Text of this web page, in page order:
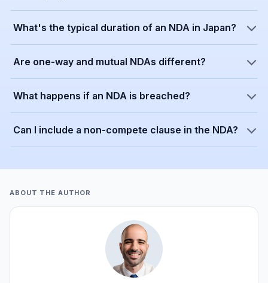
What's the typical duration of an NDA in Japan?
Are one-way and mutual NDAs different?
What happens if an NDA is breached?
Can I include a non-compete clause in the NDA?
ABOUT THE AUTHOR